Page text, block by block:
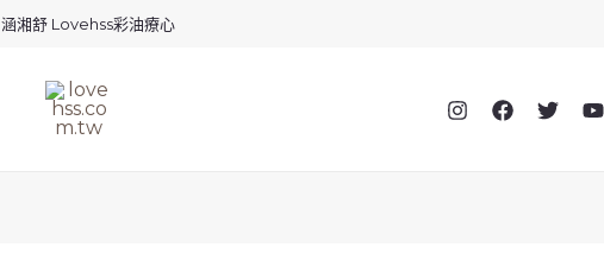
涵湘舒 Lovehss彩油療心